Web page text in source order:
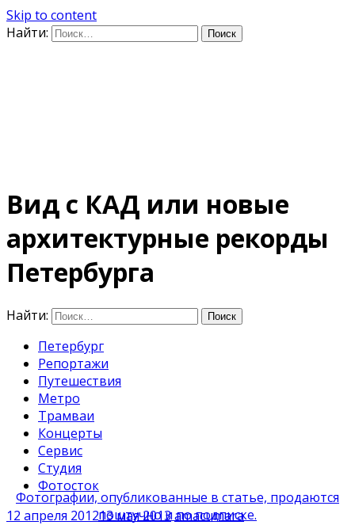
Skip to content
Найти:
Вид с КАД или новые
архитектурные рекорды
Петербурга
Найти:
Петербург
Репортажи
Путешествия
Метро
Трамваи
Концерты
Сервис
Студия
Фотосток
12 апреля 201213 мая 2013amacumara
Фотографии, опубликованные в статье, продаются
поштучно и по подписке.